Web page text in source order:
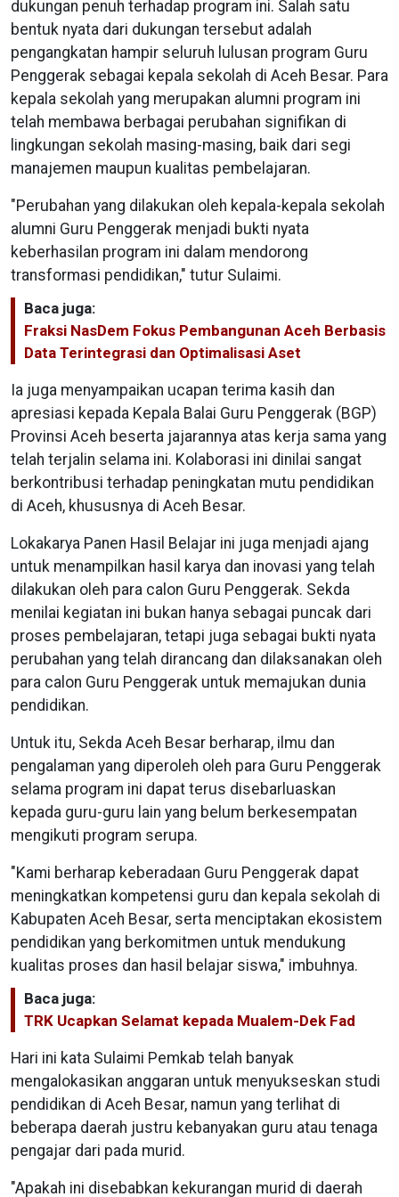
dukungan penuh terhadap program ini. Salah satu
bentuk nyata dari dukungan tersebut adalah
pengangkatan hampir seluruh lulusan program Guru
Penggerak sebagai kepala sekolah di Aceh Besar. Para
kepala sekolah yang merupakan alumni program ini
telah membawa berbagai perubahan signifikan di
lingkungan sekolah masing-masing, baik dari segi
manajemen maupun kualitas pembelajaran.
"Perubahan yang dilakukan oleh kepala-kepala sekolah
alumni Guru Penggerak menjadi bukti nyata
keberhasilan program ini dalam mendorong
transformasi pendidikan," tutur Sulaimi.
Baca juga:
Fraksi NasDem Fokus Pembangunan Aceh Berbasis
Data Terintegrasi dan Optimalisasi Aset
Ia juga menyampaikan ucapan terima kasih dan
apresiasi kepada Kepala Balai Guru Penggerak (BGP)
Provinsi Aceh beserta jajarannya atas kerja sama yang
telah terjalin selama ini. Kolaborasi ini dinilai sangat
berkontribusi terhadap peningkatan mutu pendidikan
di Aceh, khususnya di Aceh Besar.
Lokakarya Panen Hasil Belajar ini juga menjadi ajang
untuk menampilkan hasil karya dan inovasi yang telah
dilakukan oleh para calon Guru Penggerak. Sekda
menilai kegiatan ini bukan hanya sebagai puncak dari
proses pembelajaran, tetapi juga sebagai bukti nyata
perubahan yang telah dirancang dan dilaksanakan oleh
para calon Guru Penggerak untuk memajukan dunia
pendidikan.
Untuk itu, Sekda Aceh Besar berharap, ilmu dan
pengalaman yang diperoleh oleh para Guru Penggerak
selama program ini dapat terus disebarluaskan
kepada guru-guru lain yang belum berkesempatan
mengikuti program serupa.
"Kami berharap keberadaan Guru Penggerak dapat
meningkatkan kompetensi guru dan kepala sekolah di
Kabupaten Aceh Besar, serta menciptakan ekosistem
pendidikan yang berkomitmen untuk mendukung
kualitas proses dan hasil belajar siswa," imbuhnya.
Baca juga:
TRK Ucapkan Selamat kepada Mualem-Dek Fad
Hari ini kata Sulaimi Pemkab telah banyak
mengalokasikan anggaran untuk menyukseskan studi
pendidikan di Aceh Besar, namun yang terlihat di
beberapa daerah justru kebanyakan guru atau tenaga
pengajar dari pada murid.
"Apakah ini disebabkan kekurangan murid di daerah